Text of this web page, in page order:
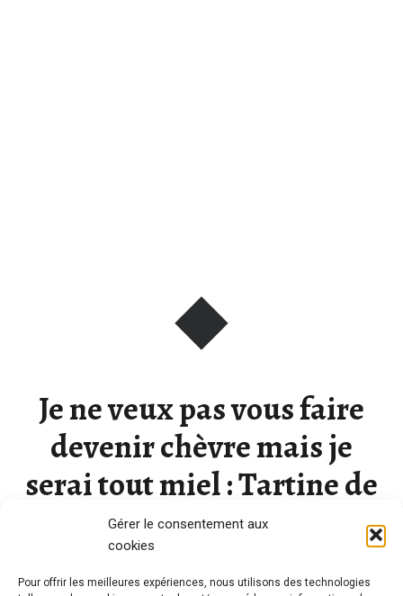
Gérer le consentement aux
cookies
Pour offrir les meilleures expériences, nous utilisons des technologies
Je ne veux pas vous faire
devenir chèvre mais je
serai tout miel : Tartine de
chèvre aux pommes, miel
et pistaches : battle food